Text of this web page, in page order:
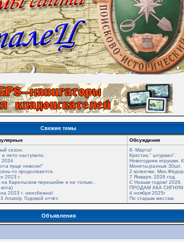
Свежие темы
Обсуждения
сезон.
и лето наступило.
2024
пуще неволи!"
то продолжается.
2023 г.
на Карельском перешейке и не только..
2023 г. неизбежна!
Anatoly. Годовой отчёт.
8- Марта!
Крестик." штурвал".
Новогоднии игрушки.
Монеты,разные 30шт.
2 копеечки.
7 Января. 2026 год.
С Ноаым годом! 2026.
ПРОДАМ АКА СИГНУМ
4 ноября 2025г
По старым местам
Объявления